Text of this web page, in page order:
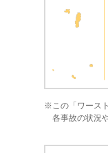
※この「ワース
各事故の状況